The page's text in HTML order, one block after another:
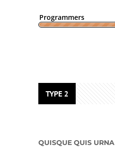
Programmers
TYPE 2
QUISQUE QUIS URNA